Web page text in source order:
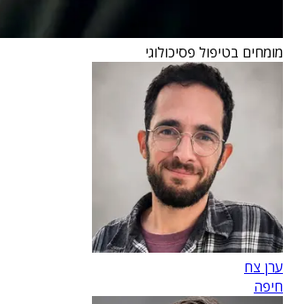
מומחים בטיפול פסיכולוגי
ערן צח
חיפה